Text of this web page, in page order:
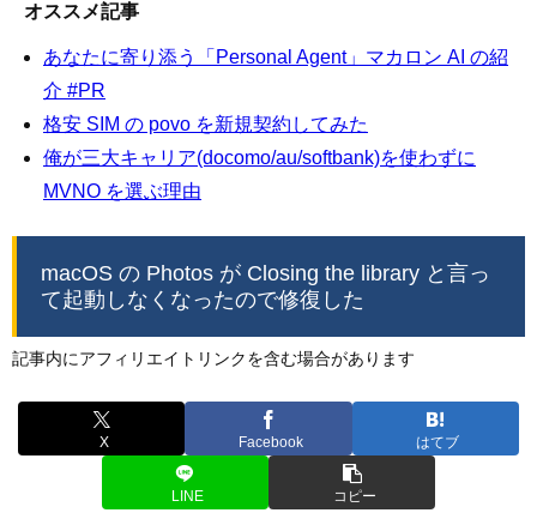
オススメ記事
あなたに寄り添う「Personal Agent」マカロン AI の紹
介 #PR
格安 SIM の povo を新規契約してみた
俺が三大キャリア(docomo/au/softbank)を使わずに
MVNO を選ぶ理由
macOS の Photos が Closing the library と言っ
て起動しなくなったので修復した
記事内にアフィリエイトリンクを含む場合があります
X Facebook はてブ
LINE コピー